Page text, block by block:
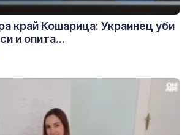
край Кошарица: Украинец уби
и опита...